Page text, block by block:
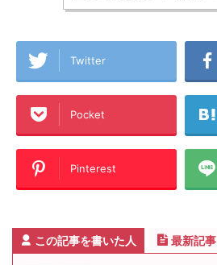
Twitter
Pocket
Pinterest
この記事を書いた人 最新記事